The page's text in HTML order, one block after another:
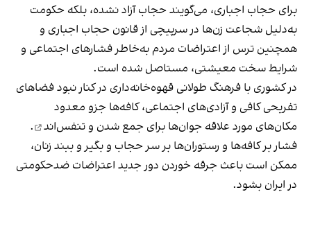
برای حجاب اجباری، می‌گویند حجاب آزاد نشده، بلکه حکومت
به‌دلیل شجاعت زن‌ها در سرپیچی از قانون حجاب اجباری و
همچنین ترس از اعتراضات مردم به‌خاطر فشارهای اجتماعی و
شرایط سخت معیشتی، مستاصل شده است.
در کشوری با فرهنگ طولانی قهوه‌‌خانه‌داری در کنار نبود فضاهای
تفریحی کافی و آزادی‌های اجتماعی، کافه‌ها جزو معدود
مکان‌های مورد علاقه جوان‌ها برای جمع شدن و تنفس‌اند
.
فشار بر کافه‌ها و رستوران‌ها بر سر حجاب و بگیر و ببند زنان،
ممکن است باعث جرقه خوردن دور جدید اعتراضات ضدحکومتی
در ایران بشود.